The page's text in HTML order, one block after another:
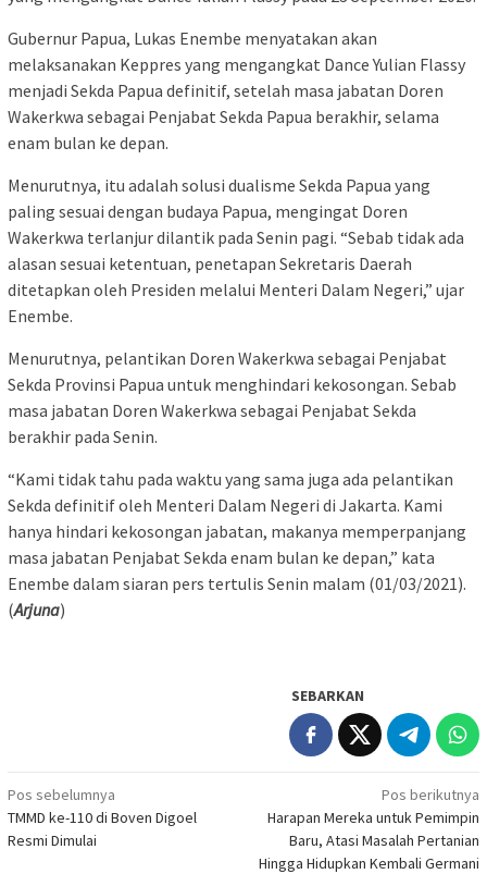
Gubernur Papua, Lukas Enembe menyatakan akan
melaksanakan Keppres yang mengangkat Dance Yulian Flassy
menjadi Sekda Papua definitif, setelah masa jabatan Doren
Wakerkwa sebagai Penjabat Sekda Papua berakhir, selama
enam bulan ke depan.
Menurutnya, itu adalah solusi dualisme Sekda Papua yang
paling sesuai dengan budaya Papua, mengingat Doren
Wakerkwa terlanjur dilantik pada Senin pagi. “Sebab tidak ada
alasan sesuai ketentuan, penetapan Sekretaris Daerah
ditetapkan oleh Presiden melalui Menteri Dalam Negeri,” ujar
Enembe.
Menurutnya, pelantikan Doren Wakerkwa sebagai Penjabat
Sekda Provinsi Papua untuk menghindari kekosongan. Sebab
masa jabatan Doren Wakerkwa sebagai Penjabat Sekda
berakhir pada Senin.
“Kami tidak tahu pada waktu yang sama juga ada pelantikan
Sekda definitif oleh Menteri Dalam Negeri di Jakarta. Kami
hanya hindari kekosongan jabatan, makanya memperpanjang
masa jabatan Penjabat Sekda enam bulan ke depan,” kata
Enembe dalam siaran pers tertulis Senin malam (01/03/2021).
(Arjuna)
SEBARKAN
Navigasi
pos
Pos sebelumnya
TMMD ke-110 di Boven Digoel
Resmi Dimulai
Pos berikutnya
Harapan Mereka untuk Pemimpin
Baru, Atasi Masalah Pertanian
Hingga Hidupkan Kembali Germani